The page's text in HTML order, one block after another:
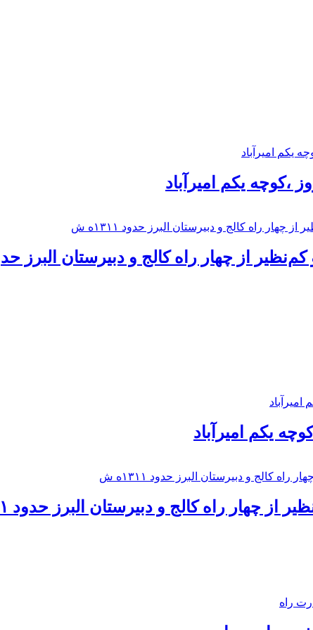
،کوچه یکم امیرآباد
از چهار راه كالج و دبيرستان البرز حدود
یکم امیرآباد
چهار راه كالج و دبيرستان البرز حدود ۱۳۱۱ه ش